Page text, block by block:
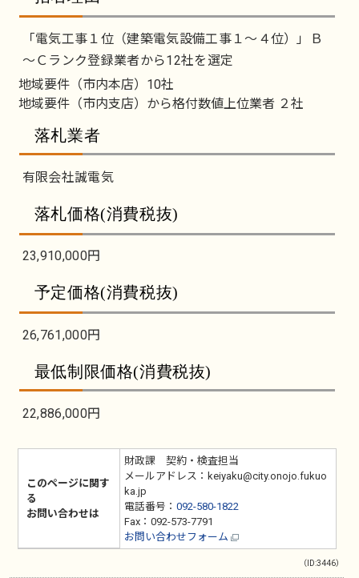
「電気工事１位（建築電気設備工事１～４位）」Ｂ
～Ｃランク登録業者から12社を選定
地域要件（市内本店）10社
地域要件（市内支店）から格付数値上位業者 ２社
落札業者
有限会社誠電気
落札価格(消費税抜)
23,910,000円
予定価格(消費税抜)
26,761,000円
最低制限価格(消費税抜)
22,886,000円
このページに関す
る
お問い合わせは
財政課 契約・検査担当
メールアドレス：keiyaku@city.onojo.fukuo
ka.jp
電話番号： 092-580-1822
Fax：092-573-7791
お問い合わせフォーム
（ID:3446）